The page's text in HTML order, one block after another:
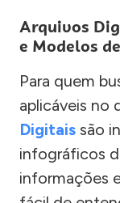
Arquivos
e Modelos
Para quem
aplicáveis no
Digitais são
infográficos
informações